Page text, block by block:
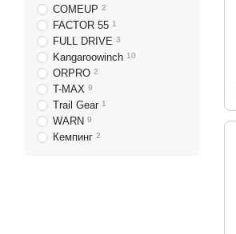
COMEUP 2
FACTOR 55 1
FULL DRIVE 3
Kangaroowinch 10
ORPRO 2
T-MAX 9
Trail Gear 1
WARN 9
Кемпинг 2